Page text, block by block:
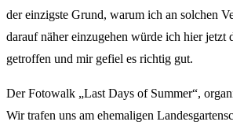
der einzigste Grund, warum ich an solchen
darauf näher einzugehen würde ich hier jetzt
getroffen und mir gefiel es richtig gut.
Der Fotowalk „Last Days of Summer“,
Wir trafen uns am ehemaligen